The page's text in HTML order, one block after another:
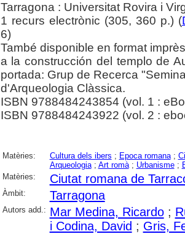
Tarragona : Universitat Rovira i
1 recurs electrònic (305, 360 p.) (
6)
També disponible en format
a la construcción del templo de
portada: Grup de Recerca
d'Arqueologia Clàssica.
ISBN 9788484243854 (vol. 1 :
ISBN 9788484243922 (vol. 2 :
Matèries: Cultura dels ibers ; Epoca romana;
Arqueologia; Art romà; Urbanisme;
Matèries:
Ciutat romana de
Àmbit: Tarragona
Autors add.: Mar Medina, Ricardo;
i Codina, David ; Gris,